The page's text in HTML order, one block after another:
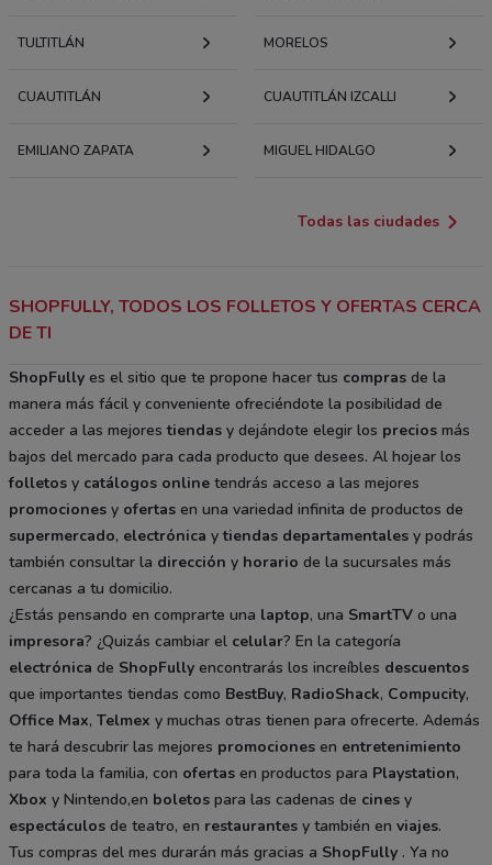
TULTITLÁN MORELOS
CUAUTITLÁN CUAUTITLÁN IZCALLI
EMILIANO ZAPATA MIGUEL HIDALGO
Todas las ciudades
SHOPFULLY, TODOS LOS FOLLETOS Y OFERTAS CERCA
DE TI
ShopFully es el sitio que te propone hacer tus compras de la
manera más fácil y conveniente ofreciéndote la posibilidad de
acceder a las mejorestiendas y dejándote elegir los precios más
bajos del mercado para cada producto que desees. Al hojear los
folletos y catálogos online tendrás acceso a las mejores
promociones y ofertas en una variedad infinita de productos de
supermercado, electrónica ytiendas departamentales y podrás
también consultar la dirección y horario de la sucursales más
cercanas a tu domicilio.
¿Estás pensando en comprarte una laptop, una SmartTV o una
impresora? ¿Quizás cambiar el celular? En la categoría
electrónica de ShopFully encontrarás los increíbles descuentos
que importantes tiendas como BestBuy, RadioShack, Compucity,
Office Max, Telmex y muchas otras tienen para ofrecerte. Además
te hará descubrir las mejores promociones en entretenimiento
para toda la familia, con ofertas en productos para Playstation,
Xbox y Nintendo,en boletos para las cadenas de cines y
espectáculos de teatro, en restaurantes y también en viajes.
Tus compras del mes durarán más gracias a ShopFully . Ya no